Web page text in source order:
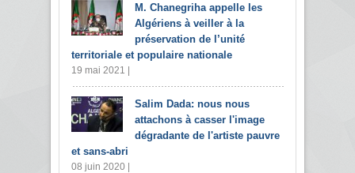
M. Chanegriha appelle les
Algériens à veiller à la
préservation de l’unité
territoriale et populaire nationale
19 mai 2021 |
Salim Dada: nous nous
attachons à casser l'image
dégradante de l'artiste pauvre
et sans-abri
08 juin 2020 |